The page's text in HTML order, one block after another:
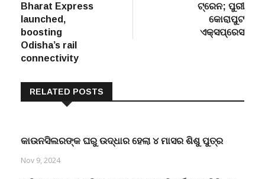
Bharat Express
launched,
boosting
Odisha’s rail
connectivity
ଟ୍ରେନ; ପୁରୀ
କୋରାପୁଟ
ଏକ୍ସପ୍ରେସ
RELATED POSTS
କାଉନସିଲରଙ୍କ ଘରୁ ଉଦ୍ଧାର ହେଲା ୪ ମାସର ଶିଶୁ ପୁତ୍ର
Nov 9, 2024